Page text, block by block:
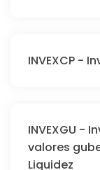
INVEXCP -
INVEXGU -
valores
Liquidez